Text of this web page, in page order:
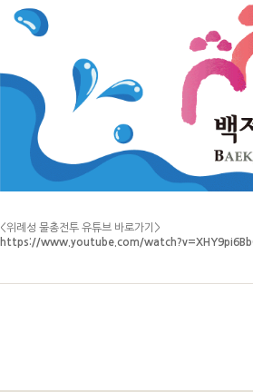
<위례성 물총전투 유튜브 바로가기>
https://www.youtube.com/